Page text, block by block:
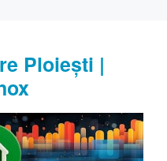
Ploiești |